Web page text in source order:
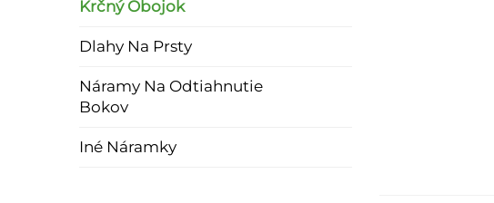
Krčný Obojok
Dlahy Na Prsty
Náramy Na Odtiahnutie
Bokov
Iné Náramky